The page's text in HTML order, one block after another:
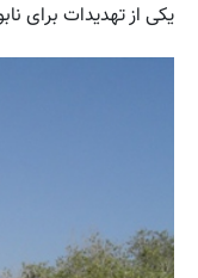
یکی از تهدیدات برای